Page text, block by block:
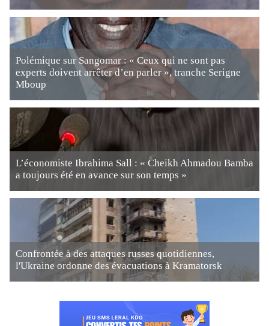
Polémique sur Sangomar : « Ceux qui ne sont pas
experts doivent arrêter d’en parler », tranche Serigne
Mboup
L’économiste Ibrahima Sall : « Cheikh Ahmadou Bamba
a toujours été en avance sur son temps »
Confrontée à des attaques russes quotidiennes,
l'Ukraine ordonne des évacuations à Kramatorsk